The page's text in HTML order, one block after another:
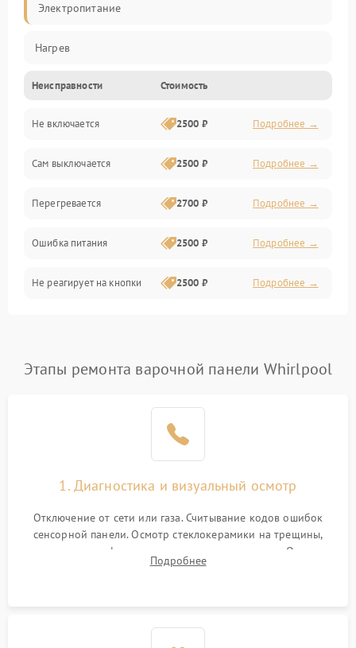
Электропитание
Нагрев
Неисправности Стоимость
Не включается 2500 ₽ Подробнее →
Сам выключается 2500 ₽ Подробнее →
Перегревается 2700 ₽ Подробнее →
Ошибка питания 2500 ₽ Подробнее →
Не реагирует на кнопки 2500 ₽ Подробнее →
Этапы ремонта варочной панели Whirlpool
1. Диагностика и визуальный осмотр
Отключение от сети или газа. Считывание кодов ошибок
сенсорной панели. Осмотр стеклокерамики на трещины,
проверка конфорок на равномерность нагрева. Опрос
клиента о симптомах (не включается, не видит посуду,
Подробнее